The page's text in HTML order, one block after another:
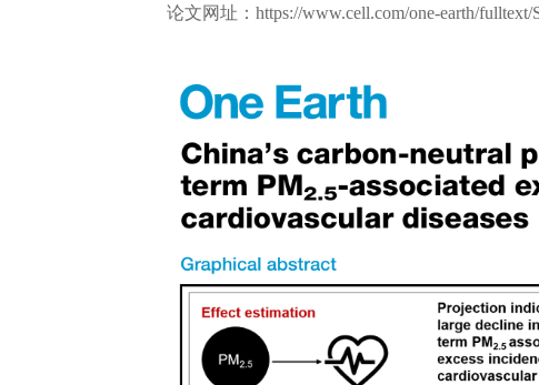
论文网址：https://www.cell.com/one-earth/fulltext/